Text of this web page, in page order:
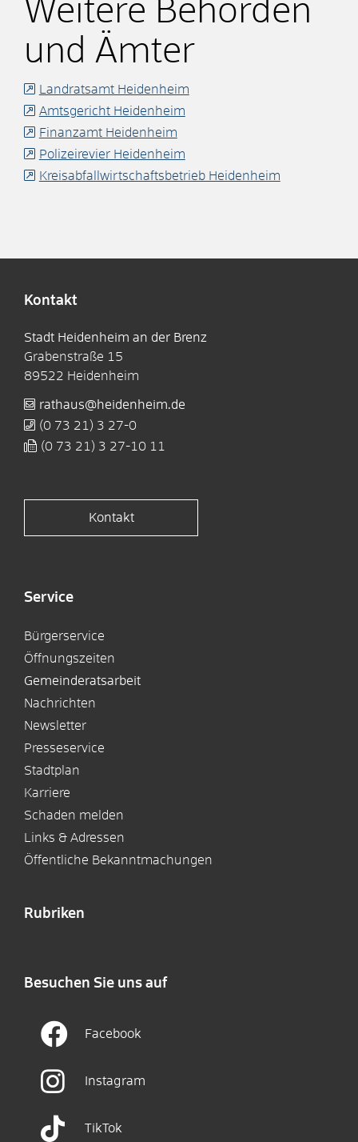
Weitere Behörden
und Ämter
Landratsamt Heidenheim
Amtsgericht Heidenheim
Finanzamt Heidenheim
Polizeirevier Heidenheim
Kreisabfallwirtschaftsbetrieb Heidenheim
Kontakt
Stadt Heidenheim an der Brenz
Grabenstraße 15
89522 Heidenheim
rathaus@heidenheim.de
(0 73 21) 3 27-0
(0 73 21) 3 27-10 11
Kontakt
Service
Bürgerservice
Öffnungszeiten
Gemeinderatsarbeit
Nachrichten
Newsletter
Presseservice
Stadtplan
Karriere
Schaden melden
Links & Adressen
Öffentliche Bekanntmachungen
Rubriken
Besuchen Sie uns auf
Facebook
Instagram
TikTok